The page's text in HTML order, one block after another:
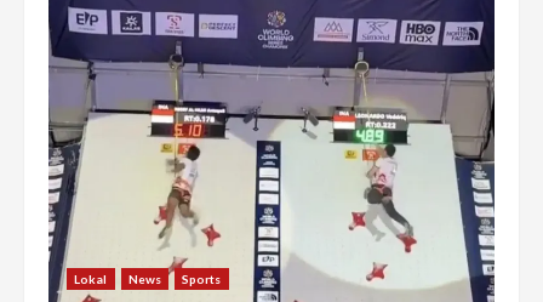
Lokal News Sports